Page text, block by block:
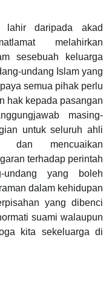
lahir daripada akad
melahirkan
sesebuah keluarga
undang Islam yang
semua pihak perlu
hak kepada pasangan
masing-
untuk seluruh ahli
dan mencuaikan
terhadap perintah
undang yang boleh
dalam kehidupan
yang dibenci
suami walaupun
kita sekeluarga di